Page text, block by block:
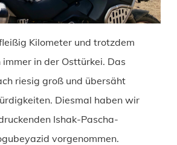
Kilometer und trotzdem
in der Osttürkei. Das
riesig groß und übersäht
Diesmal haben wir
Ishak-Pascha-
vorgenommen.